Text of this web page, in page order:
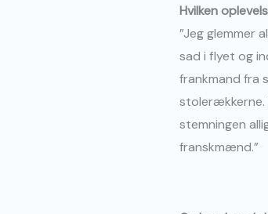
Hvilken
”Jeg glemmer
sad i flyet og
frankmand fra
stolerækkerne.
stemningen
franskmænd.”